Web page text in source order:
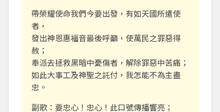
帶榮耀使命我們今要出發，有如天國所遣使
者，
發出神恩惠福音最後呼籲，使萬民之罪惡得
赦；
奉派去拯救黑暗中憂傷者，解除罪惡中苦痛；
如此大事工及神聖之託付，我怎能不為主盡
忠。
副歌：要忠心！忠心！此口號傳播響亮；